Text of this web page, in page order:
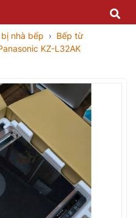
nhà bếp
Bếp từ
KZ-L32AK